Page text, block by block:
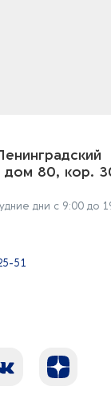
дом 80, кор.
дни с 9:00 до
51